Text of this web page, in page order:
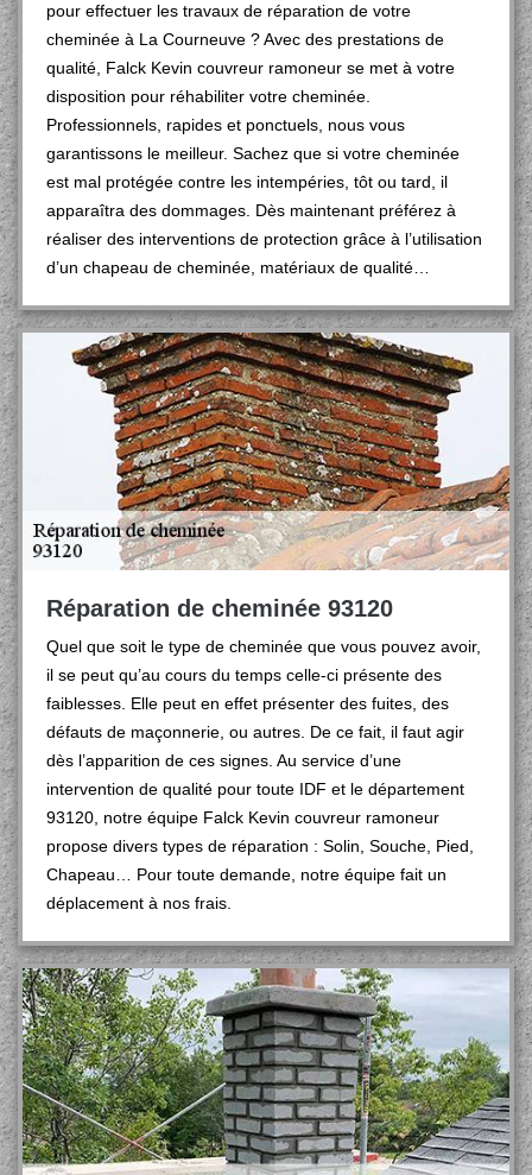
pour effectuer les travaux de réparation de votre
cheminée à La Courneuve ? Avec des prestations de
qualité, Falck Kevin couvreur ramoneur se met à votre
disposition pour réhabiliter votre cheminée.
Professionnels, rapides et ponctuels, nous vous
garantissons le meilleur. Sachez que si votre cheminée
est mal protégée contre les intempéries, tôt ou tard, il
apparaîtra des dommages. Dès maintenant préférez à
réaliser des interventions de protection grâce à l’utilisation
d’un chapeau de cheminée, matériaux de qualité…
Réparation de cheminée 93120
Quel que soit le type de cheminée que vous pouvez avoir,
il se peut qu’au cours du temps celle-ci présente des
faiblesses. Elle peut en effet présenter des fuites, des
défauts de maçonnerie, ou autres. De ce fait, il faut agir
dès l’apparition de ces signes. Au service d’une
intervention de qualité pour toute IDF et le département
93120, notre équipe Falck Kevin couvreur ramoneur
propose divers types de réparation : Solin, Souche, Pied,
Chapeau… Pour toute demande, notre équipe fait un
déplacement à nos frais.